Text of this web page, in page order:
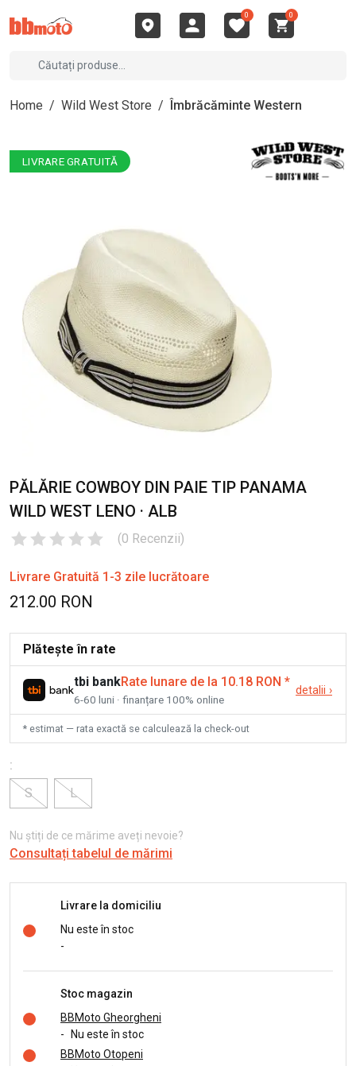
0 0
Home / Wild West Store / Îmbrăcăminte Western
LIVRARE GRATUITĂ
PĂLĂRIE COWBOY DIN PAIE TIP PANAMA
WILD WEST LENO · ALB
(0 Recenzii)
Livrare Gratuită 1-3 zile lucrătoare
212.00 RON
Plătește în rate
tbi bankRate lunare de la 10.18 RON *
6-60 luni · finanțare 100% online
detalii ›
* estimat — rata exactă se calculează la check-out
:
S
L
Nu știți de ce mărime aveți nevoie?
Consultați tabelul de mărimi
Livrare la domiciliu
Nu este în stoc
-
Stoc magazin
BBMoto Gheorgheni
-
Nu este în stoc
BBMoto Otopeni